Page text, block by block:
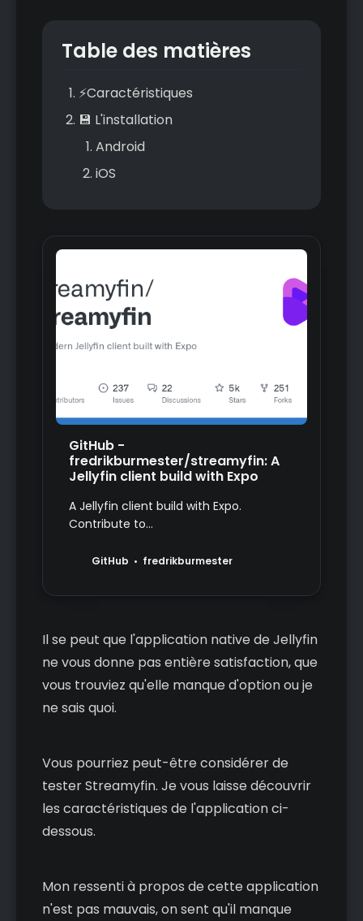
Table des matières
⚡Caractéristiques
💾 L'installation
Android
iOS
GitHub -
fredrikburmester/streamyfin: A
Jellyfin client build with Expo
A Jellyfin client build with Expo.
Contribute to
development by creating an account
GitHub fredrikburmester
Il se peut que l'application native de Jellyfin
ne vous donne pas entière satisfaction, que
vous trouviez qu'elle manque d'option ou je
ne sais quoi.
Vous pourriez peut-être considérer de
tester Streamyfin. Je vous laisse découvrir
les caractéristiques de l'application ci-
dessous.
Mon ressenti à propos de cette application
n'est pas mauvais, on sent qu'il manque